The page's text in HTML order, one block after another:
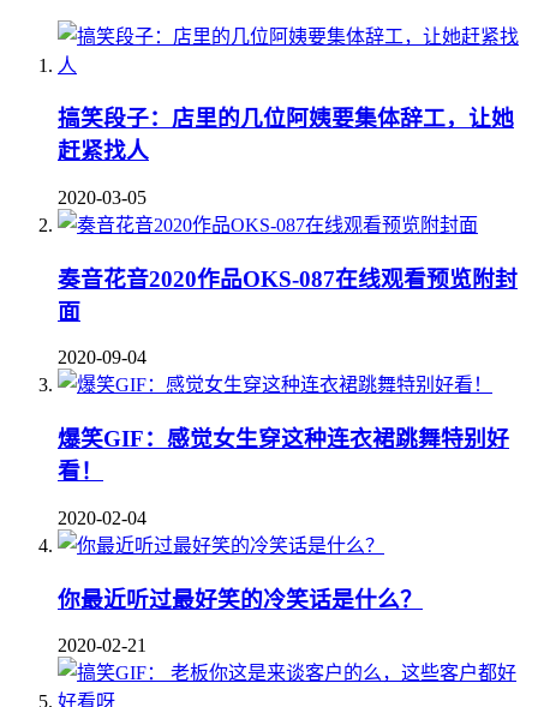
搞笑段子：店里的几位阿姨要集体辞工，让她
赶紧找人
2020-03-05
奏音花音2020作品OKS-087在线观看预览附封
面
2020-09-04
爆笑GIF：感觉女生穿这种连衣裙跳舞特别好
看！
2020-02-04
你最近听过最好笑的冷笑话是什么？
2020-02-21